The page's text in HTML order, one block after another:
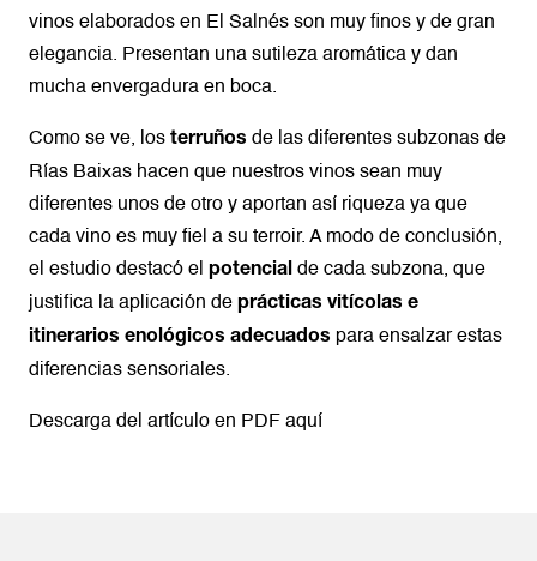
vinos elaborados en El Salnés son muy finos y de gran
elegancia. Presentan una sutileza aromática y dan
mucha envergadura en boca.
Como se ve, los terruños de las diferentes subzonas de
Rías Baixas hacen que nuestros vinos sean muy
diferentes unos de otro y aportan así riqueza ya que
cada vino es muy fiel a su terroir. A modo de conclusión,
el estudio destacó el potencial de cada subzona, que
justifica la aplicación de prácticas vitícolas e
itinerarios enológicos adecuados para ensalzar estas
diferencias sensoriales.
Descarga del artículo en PDF aquí